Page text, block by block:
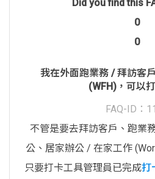
Did you find this
0
0
我在外面跑業務 / 拜訪客
(WFH)，可以
FAQ-ID：
不管是要去拜訪客戶、跑業
公、居家辦公 / 在家工作
只要打卡工具管理員已完成打